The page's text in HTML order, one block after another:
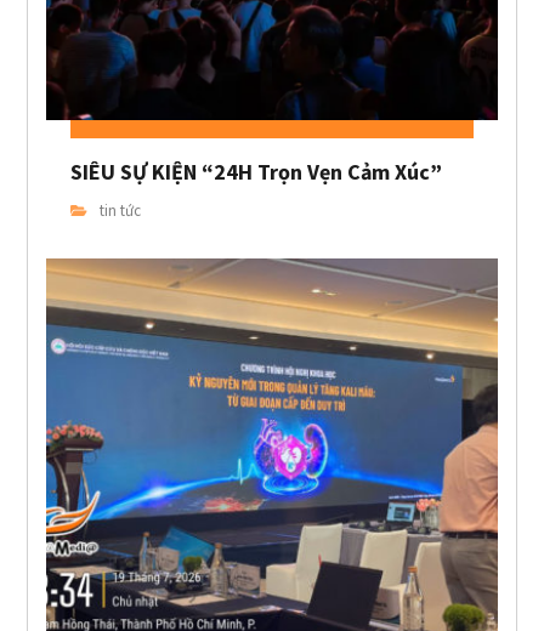
SIÊU SỰ KIỆN “24H Trọn Vẹn Cảm Xúc”
tin tức